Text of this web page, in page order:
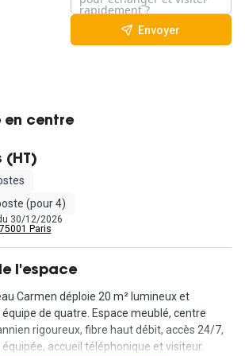
Envoyer
en centre
(HT)
(pour 4)
30/12/2026
75001 Paris
l'espace
Carmen déploie 20 m² lumineux et
de quatre. Espace meublé, centre
rigoureux, fibre haut débit, accès 24/7,
accueil téléphonique et visiteur.